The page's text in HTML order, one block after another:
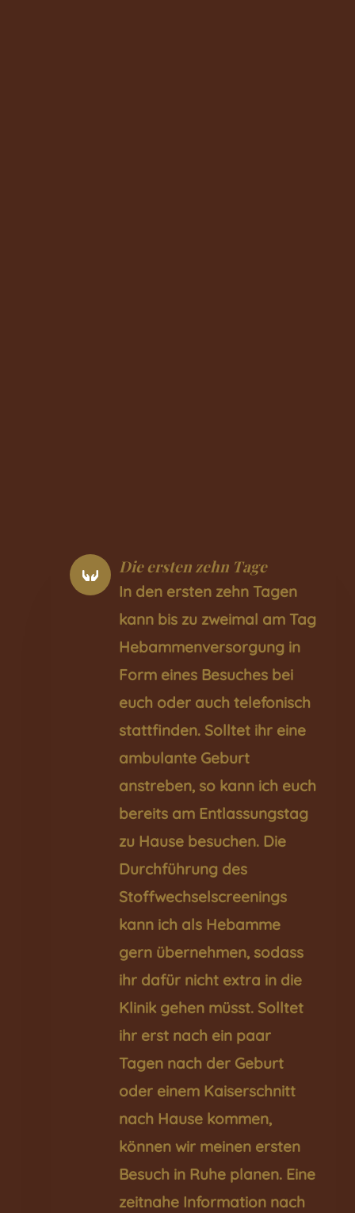
Die ersten zehn Tage
In den ersten zehn Tagen
kann bis zu zweimal am Tag
Hebammenversorgung in
Form eines Besuches bei
euch oder auch telefonisch
stattfinden. Solltet ihr eine
ambulante Geburt
anstreben, so kann ich euch
bereits am Entlassungstag
zu Hause besuchen. Die
Durchführung des
Stoffwechselscreenings
kann ich als Hebamme
gern übernehmen, sodass
ihr dafür nicht extra in die
Klinik gehen müsst. Solltet
ihr erst nach ein paar
Tagen nach der Geburt
oder einem Kaiserschnitt
nach Hause kommen,
können wir meinen ersten
Besuch in Ruhe planen. Eine
zeitnahe Information nach